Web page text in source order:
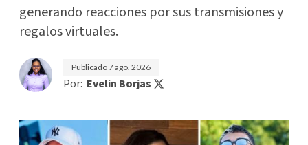
generando reacciones por sus transmisiones y
regalos virtuales.
Publicado7 ago. 2026
Por: Evelin Borjas